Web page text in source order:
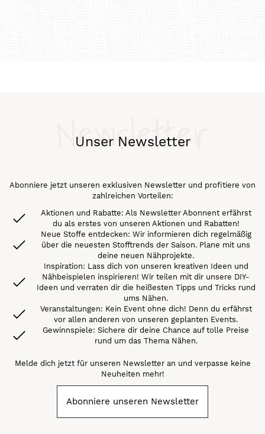
Unser Newsletter
Newsletter
Abonniere jetzt unseren exklusiven Newsletter und profitiere von
zahlreichen Vorteilen:
Aktionen und Rabatte: Als Newsletter Abonnent erfährst
du als erstes von unseren Aktionen und Rabatten!
Neue Stoffe entdecken: Wir informieren dich regelmäßig
über die neuesten Stofftrends der Saison. Plane mit uns
deine neuen Nähprojekte.
Inspiration: Lass dich von unseren kreativen Ideen und
Nähbeispielen inspirieren! Wir teilen mit dir unsere DIY-
Ideen und verraten dir die heißesten Tipps und Tricks rund
ums Nähen.
Veranstaltungen: Kein Event ohne dich! Denn du erfährst
vor allen anderen von unseren geplanten Events.
Gewinnspiele: Sichere dir deine Chance auf tolle Preise
rund um das Thema Nähen.
Melde dich jetzt für unseren Newsletter an und verpasse keine
Neuheiten mehr!
Abonniere unseren Newsletter